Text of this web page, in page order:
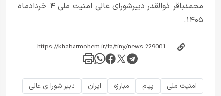
محمدباقر ذوالقدر دبیرشورای عالی امنیت ملی ۴ خردادماه
۱۴۰۵.
امنیت ملی پیام مبارزه ایران دبیر شورا ی عالی